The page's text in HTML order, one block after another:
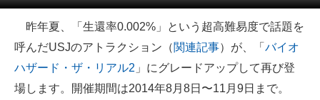
メディア
注目記事を集めた総合ページ
ITの今と未来を見通す
スマホと通信の最新トレンド
昨年夏、「生還率0.002%」という超高難易度で話題を
呼んだUSJのアトラクション（関連記事）が、「 バイオ
ハザード・ザ・リアル2 」にグレードアップして再び登
場します。開催期間は2014年8月8日〜11月9日まで。